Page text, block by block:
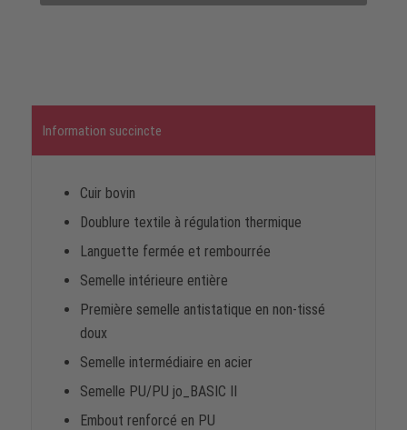
Information succincte
Cuir bovin
Doublure textile à régulation thermique
Languette fermée et rembourrée
Semelle intérieure entière
Première semelle antistatique en non-tissé
doux
Semelle intermédiaire en acier
Semelle PU/PU jo_BASIC II
Embout renforcé en PU